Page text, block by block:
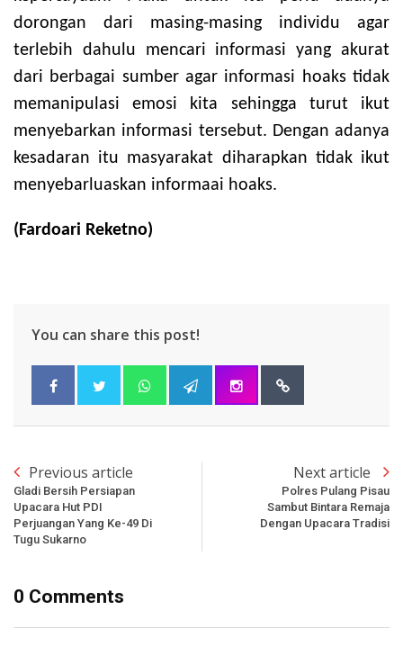
dorongan dari masing-masing individu agar
terlebih dahulu mencari informasi yang akurat
dari berbagai sumber agar informasi hoaks tidak
memanipulasi emosi kita sehingga turut ikut
menyebarkan informasi tersebut. Dengan adanya
kesadaran itu masyarakat diharapkan tidak ikut
menyebarluaskan informaai hoaks.
( Fardoari Reketno)
You can share this post!
Previous article
Gladi Bersih Persiapan
Upacara Hut PDI
Perjuangan Yang Ke-49 Di
Tugu Sukarno
Next article
Polres Pulang Pisau
Sambut Bintara Remaja
Dengan Upacara Tradisi
0 Comments